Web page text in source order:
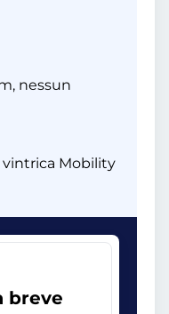
nessun
Mobility
breve